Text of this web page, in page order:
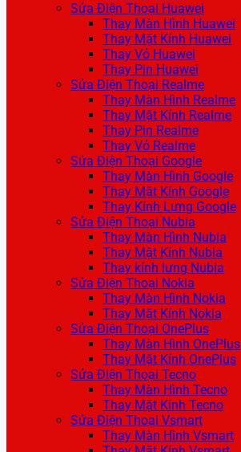
Sửa Điện Thoại Huawei
Thay Màn Hình Huawei
Thay Mặt Kính Huawei
Thay Vỏ Huawei
Thay Pin Huawei
Sửa Điện Thoại Realme
Thay Màn Hình Realme
Thay Mặt Kính Realme
Thay Pin Realme
Thay Vỏ Realme
Sửa Điện Thoại Google
Thay Màn Hình Google
Thay Mặt Kính Google
Thay Kính Lưng Google
Sửa Điện Thoại Nubia
Thay Màn Hình Nubia
Thay Mặt Kính Nubia
Thay kính lưng Nubia
Sửa Điện Thoại Nokia
Thay Màn Hình Nokia
Thay Mặt Kính Nokia
Sửa Điện Thoại OnePlus
Thay Màn Hình OnePlus
Thay Mặt Kính OnePlus
Sửa Điện Thoại Tecno
Thay Màn Hình Tecno
Thay Mặt Kính Tecno
Sửa Điện Thoại Vsmart
Thay Màn Hình Vsmart